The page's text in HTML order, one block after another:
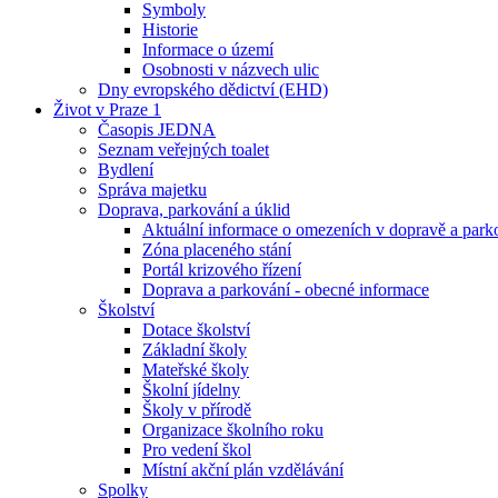
Symboly
Historie
Informace o území
Osobnosti v názvech ulic
Dny evropského dědictví (EHD)
Život v Praze 1
Časopis JEDNA
Seznam veřejných toalet
Bydlení
Správa majetku
Doprava, parkování a úklid
Aktuální informace o omezeních v dopravě a
Zóna placeného stání
Portál krizového řízení
Doprava a parkování - obecné informace
Školství
Dotace školství
Základní školy
Mateřské školy
Školní jídelny
Školy v přírodě
Organizace školního roku
Pro vedení škol
Místní akční plán vzdělávání
Spolky